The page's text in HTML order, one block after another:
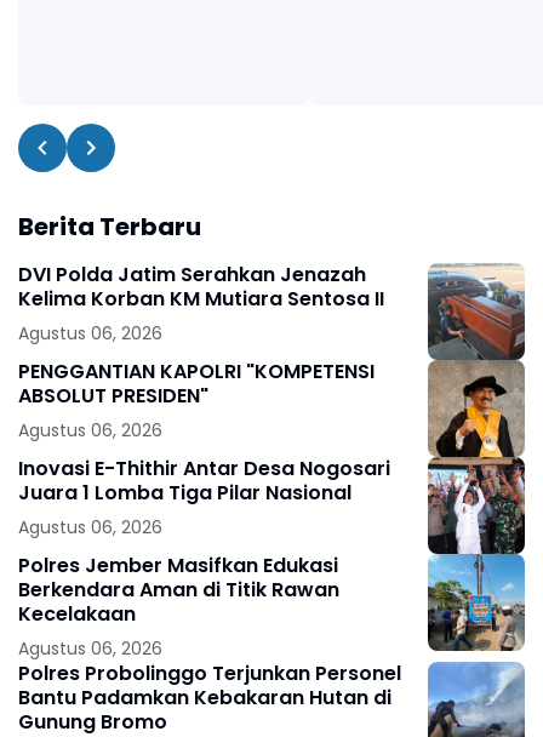
Berita Terbaru
DVI Polda Jatim Serahkan Jenazah
Kelima Korban KM Mutiara Sentosa II
Agustus 06, 2026
PENGGANTIAN KAPOLRI "KOMPETENSI
ABSOLUT PRESIDEN"
Agustus 06, 2026
Inovasi E-Thithir Antar Desa Nogosari
Juara 1 Lomba Tiga Pilar Nasional
Agustus 06, 2026
Polres Jember Masifkan Edukasi
Berkendara Aman di Titik Rawan
Kecelakaan
Agustus 06, 2026
Polres Probolinggo Terjunkan Personel
Bantu Padamkan Kebakaran Hutan di
Gunung Bromo